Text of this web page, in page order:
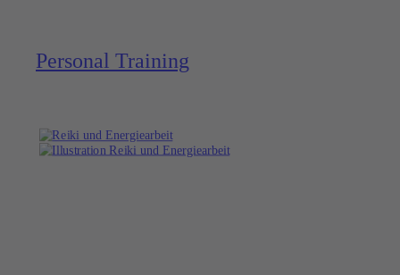
Personal Training